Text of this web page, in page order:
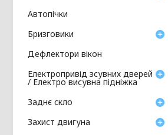
Автопічки
Бризговики
Дефлектори вікон
Електропривід зсувних дверей
/ Електро висувна підніжка
Заднє скло
Захист двигуна